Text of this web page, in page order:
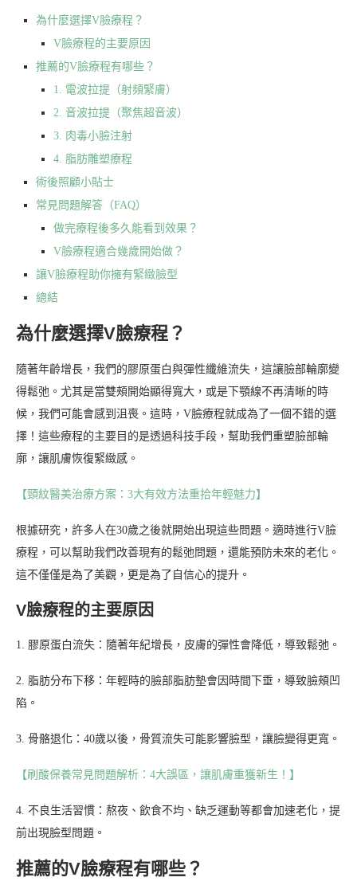
為什麼選擇V臉療程？
V臉療程的主要原因
推薦的V臉療程有哪些？
1. 電波拉提（射頻緊膚）
2. 音波拉提（聚焦超音波）
3. 肉毒小臉注射
4. 脂肪雕塑療程
術後照顧小貼士
常見問題解答（FAQ）
做完療程後多久能看到效果？
V臉療程適合幾歲開始做？
讓V臉療程助你擁有緊緻臉型
總結
為什麼選擇V臉療程？
隨著年齡增長，我們的膠原蛋白與彈性纖維流失，這讓臉部輪廓變
得鬆弛。尤其是當雙頰開始顯得寬大，或是下顎線不再清晰的時
候，我們可能會感到沮喪。這時，V臉療程就成為了一個不錯的選
擇！這些療程的主要目的是透過科技手段，幫助我們重塑臉部輪
廓，讓肌膚恢復緊緻感。
【頸紋醫美治療方案：3大有效方法重拾年輕魅力】
根據研究，許多人在30歲之後就開始出現這些問題。適時進行V臉
療程，可以幫助我們改善現有的鬆弛問題，還能預防未來的老化。
這不僅僅是為了美觀，更是為了自信心的提升。
V臉療程的主要原因
1. 膠原蛋白流失：隨著年紀增長，皮膚的彈性會降低，導致鬆弛。
2. 脂肪分布下移：年輕時的臉部脂肪墊會因時間下垂，導致臉頰凹
陷。
3. 骨骼退化：40歲以後，骨質流失可能影響臉型，讓臉變得更寬。
【刷酸保養常見問題解析：4大誤區，讓肌膚重獲新生！】
4. 不良生活習慣：熬夜、飲食不均、缺乏運動等都會加速老化，提
前出現臉型問題。
推薦的V臉療程有哪些？